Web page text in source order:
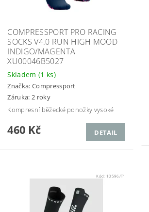
COMPRESSPORT PRO RACING
SOCKS V4.0 RUN HIGH MOOD
INDIGO/MAGENTA
XU00046B5027
Skladem (1 ks)
Značka: Compressport
Záruka: 2 roky
Kompresní běžecké ponožky vysoké
460 Kč DETAIL
Kód: 10596/T1